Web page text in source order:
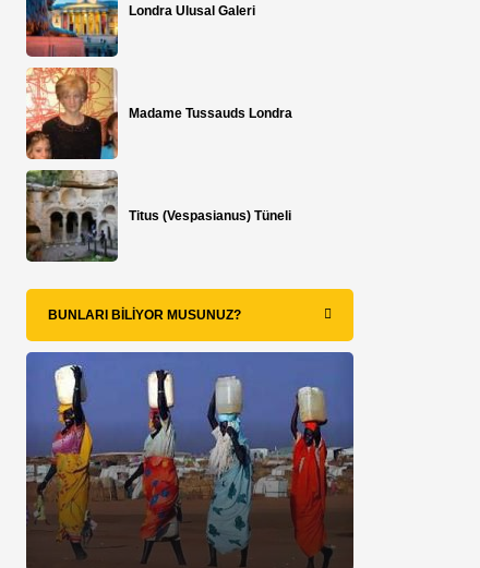
Londra Ulusal Galeri
Madame Tussauds Londra
Titus (Vespasianus) Tüneli
BUNLARI BILIYOR MUSUNUZ?